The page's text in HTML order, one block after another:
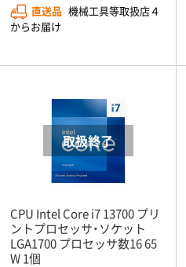
直送品 機械工具等取扱店４
からお届け
CPU Intel Core i7 13700 プリ
ントプロセッサ・ソケット
LGA1700 プロセッサ数16 65
W 1個